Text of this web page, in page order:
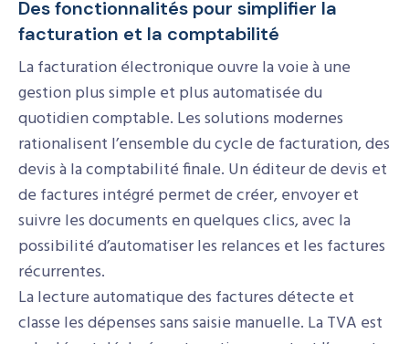
Des fonctionnalités pour simplifier la
facturation et la comptabilité
La facturation électronique ouvre la voie à une
gestion plus simple et plus automatisée du
quotidien comptable. Les solutions modernes
rationalisent l’ensemble du cycle de facturation, des
devis à la comptabilité finale. Un éditeur de devis et
de factures intégré permet de créer, envoyer et
suivre les documents en quelques clics, avec la
possibilité d’automatiser les relances et les factures
récurrentes.
La lecture automatique des factures détecte et
classe les dépenses sans saisie manuelle. La TVA est